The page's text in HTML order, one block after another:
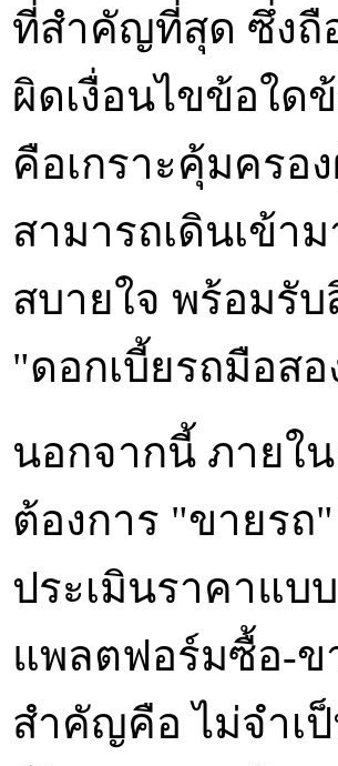
ที่สำคัญที่สุด ซึ่งถื
ผิดเงื่อนไขข้อใด
คือเกราะคุ้มครอ
สามารถเดินเข้า
สบายใจ พร้อมรั
"ดอกเบี้ยรถมือส
นอกจากนี้ ภายใ
ต้องการ "ขายรถ
ประเมินราคาแบ
แพลตฟอร์มซื้อ-ข
สำคัญคือ ไม่จำเ